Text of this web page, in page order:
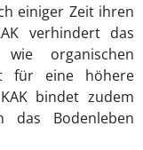
einiger Zeit ihren
verhindert das
organischen
für eine höhere
bindet zudem
das Bodenleben